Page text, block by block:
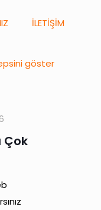
İLETİŞİM
göster
Çok